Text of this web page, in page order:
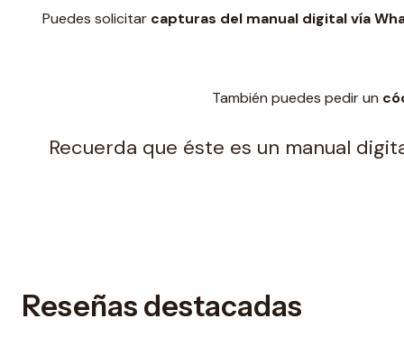
Puedes solicitar capturas del manual digital vía
También puedes pedir un
Recuerda que éste es un manual
Reseñas destacadas